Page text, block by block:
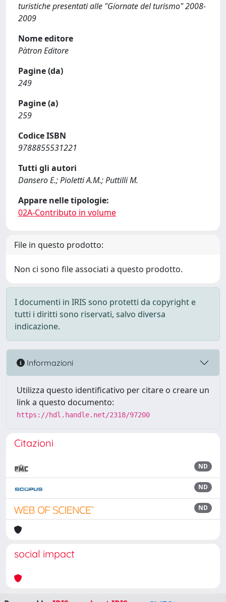
turistiche presentati alle "Giornate del turismo" 2008-
2009
Nome editore
Pàtron Editore
Pagine (da)
249
Pagine (a)
259
Codice ISBN
9788855531221
Tutti gli autori
Dansero E.; Pioletti A.M.; Puttilli M.
Appare nelle tipologie:
02A-Contributo in volume
File in questo prodotto:
Non ci sono file associati a questo prodotto.
I documenti in IRIS sono protetti da copyright e
tutti i diritti sono riservati, salvo diversa
indicazione.
Informazioni
Utilizza questo identificativo per citare o creare un
link a questo documento:
https://hdl.handle.net/2318/97200
Citazioni
ND
ND
ND
social impact